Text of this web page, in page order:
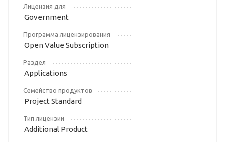
Лицензия для
Government
Программа лицензирования
Open Value Subscription
Раздел
Applications
Семейство продуктов
Project Standard
Тип лицензии
Additional Product